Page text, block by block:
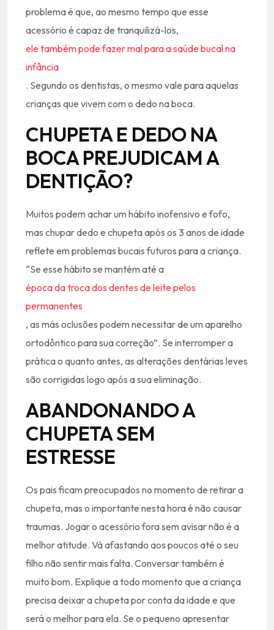
problema é que, ao mesmo tempo que esse
acessório é capaz de tranquilizá-los,
ele também pode fazer mal para a saúde bucal na
infância
. Segundo os dentistas, o mesmo vale para aquelas
crianças que vivem com o dedo na boca.
CHUPETA E DEDO NA
BOCA PREJUDICAM A
DENTIÇÃO?
Muitos podem achar um hábito inofensivo e fofo,
mas chupar dedo e chupeta após os 3 anos de idade
reflete em problemas bucais futuros para a criança.
“Se esse hábito se mantém até a
época da troca dos dentes de leite pelos
permanentes
, as más oclusões podem necessitar de um aparelho
ortodôntico para sua correção”. Se interromper a
prática o quanto antes, as alterações dentárias leves
são corrigidas logo após a sua eliminação.
ABANDONANDO A
CHUPETA SEM
ESTRESSE
Os pais ficam preocupados no momento de retirar a
chupeta, mas o importante nesta hora é não causar
traumas. Jogar o acessório fora sem avisar não é a
melhor atitude. Vá afastando aos poucos até o seu
filho não sentir mais falta. Conversar também é
muito bom. Explique a todo momento que a criança
precisa deixar a chupeta por conta da idade e que
será o melhor para ela. Se o pequeno apresentar